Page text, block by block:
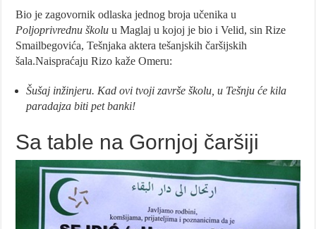
Bio je zagovornik odlaska jednog broja učenika u
Poljoprivrednu školu u Maglaj u kojoj je bio i Velid, sin Rize
Smailbegovića, Tešnjaka aktera tešanjskih čaršijskih
šala.Naispraćaju Rizo kaže Omeru:
Šušaj inžinjeru. Kad ovi tvoji završe školu, u Tešnju će kila
paradajza biti pet banki!
Sa table na Gornjoj čaršiji